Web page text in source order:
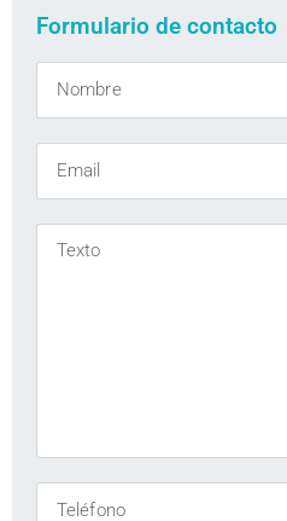
Formulario de contacto